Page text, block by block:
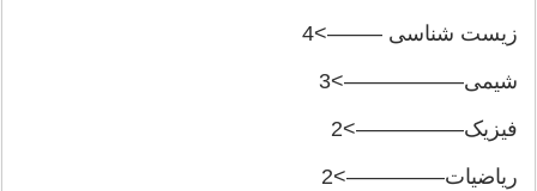
زیست شناسی ——–>4
شیمی—————–>3
فیزیک—————>2
ریاضیات————–>2